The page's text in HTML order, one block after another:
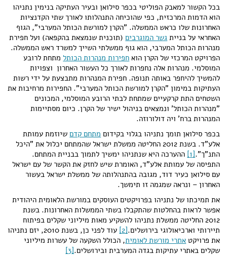
בכל הקשור למאבק הפוליטי בכפר סילואן ובעיר העתיקה בנימין נתניהו
הוא הדמות המרכזית, כפי שהוכיחה התנהלותו לאורך שתי הקדנציות
האחרונות שלו כראש הממשלה. "הקרן למורשת הכותל המערבי", הגוף
האחראי על בניית גשר המוגרבים(תוכנית שנמצאת בהקפאה) ועל חפירת
מנהרות הכותל המערבי, הוא גוף ממשלתי השייך למשרד ראש הממשלה.
הפרויקט המרכזי של הקרן הוא חפירות מנהרות הכותלמתחת לרובע
המוסלמי. מנהרות אלה נחפרות לאורך כל העשור האחרון וצפויות
להמשיך להיחפר באותה תנופה. חפירת המנהרות מתבצעת על ידי רשות
העתיקות במימון "הקרן למורשת הכותל המערבי". החפירות מרחיבות את
השטחים התת קרקעיים שמתחת לבתי הרובע המוסלמי, המכונים
"מנהרות הכותל' ונמצאים בניהול ישיר של הקרן. כיום מסתיימות
המנהרות ברח' ויה דולורוזה.
בכפר סילואן תומך נתניהו בגלוי בקידום מתחם קדםשיוזמת עמותת
אלע"ד. בשנת 2012 החליטה ממשלת ישראל שהמתחם יכלול את "היכל
התנ"ך".[1]
ההערכה היא שנתניהו ימשיך לתמוך בבניית המתחם.
התפיסה של עמותת אלע"ד, האומרת שיש לחזק את הקשר של עם ישראל
עם סילואן כעיר דוד, מגובה בהתנהלותה של ממשלת ישראל בעשור
האחרון – ונראה שמגמה זו תימשך.
את תמיכתו של נתניהו בפרויקטים העוסקים במורשת הלאומית היהודית
אפשר לראות בהחלטות שהתקבלו בשתי הממשלות האחרונות. בשנת
2012 החליטה ממשלת נתניהו להשקיע מאות מיליוני שקלים בפיתוח
תיירותי וארכיאולוגי בירושלים.[2]
עוד לפני כן, בשנת 2010, יזם נתניהו
את פרויקט אתרי מורשת לאומית, הכולל השקעה של עשרות מיליוני
שקלים באתרי עתיקות בגדה המערבית ובירושלים.[3]